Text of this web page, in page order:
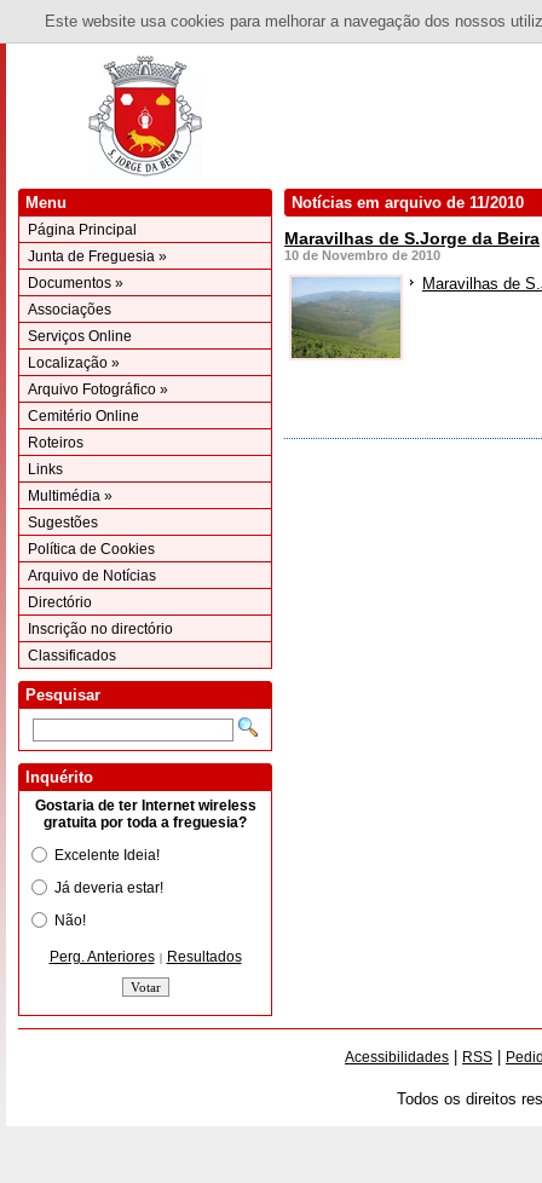
Este website usa cookies para melhorar a navegação dos nossos
Menu
Página Principal
Junta de Freguesia »
Documentos »
Associações
Serviços Online
Localização »
Arquivo Fotográfico »
Cemitério Online
Roteiros
Links
Multimédia »
Sugestões
Política de Cookies
Arquivo de Notícias
Directório
Inscrição no directório
Classificados
Pesquisar
Inquérito
Gostaria de ter Internet wireless
gratuita por toda a freguesia?
Excelente Ideia!
Já deveria estar!
Não!
Perg. Anteriores | Resultados
Notícias em arquivo de 11/2010
Maravilhas de S.Jorge da Beira
10 de Novembro de 2010
Maravilhas de
Acessibilidades RSS
Todos os direitos